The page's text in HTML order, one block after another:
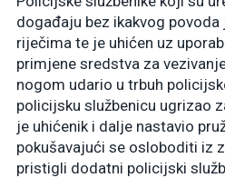
događaju bez ikakvog
riječima te je uhićen uz
primjene sredstva za
nogom udario u trbuh
policijsku službenicu ugrizao
je uhićenik i dalje nastavio
pokušavajući se osloboditi iz
pristigli dodatni policijski